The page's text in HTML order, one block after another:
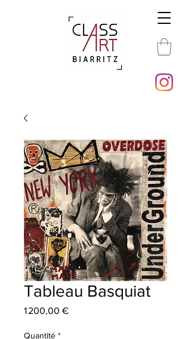
Tableau Basquiat
1 200,00 €Prix
Quantité *